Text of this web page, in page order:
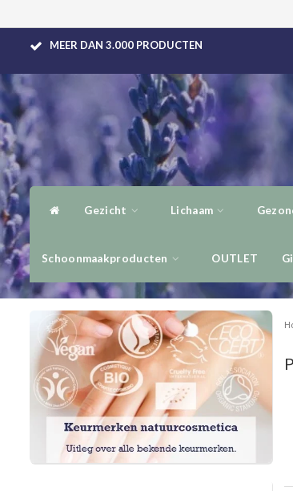
MEER DAN 3.000 PRODUCTEN
Gezicht Lichaam
Schoonmaakproducten OUTLET